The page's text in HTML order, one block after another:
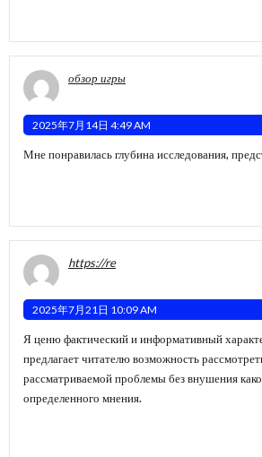
обзор игры
2025年7月14日 4:49 AM
Мне понравилась глубина исследования,
https://re
2025年7月21日 10:09 AM
Я ценю фактический и информативный
предлагает читателю возможность
рассматриваемой проблемы без внушения
определенного мнения.